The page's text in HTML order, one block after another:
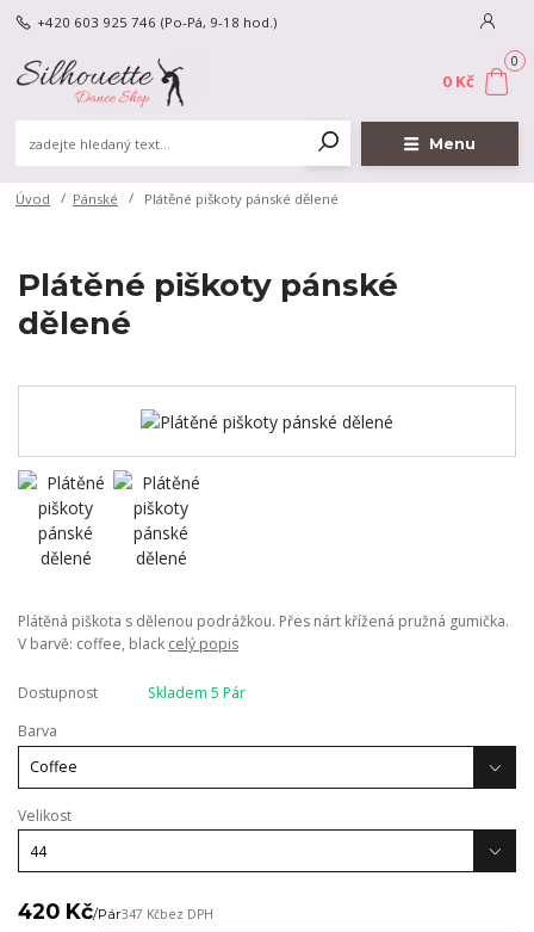
Menu
+420 603 925 746 (Po-Pá, 9-18 hod.)
0
0 Kč
Úvod Pánské Plátěné piškoty pánské dělené
Plátěné piškoty pánské
dělené
Plátěná piškota s dělenou podrážkou. Přes nárt křížená pružná gumička.
V barvě: coffee, black celý popis
Dostupnost
Skladem 5 Pár
Barva
Velikost
420 Kč/Pár347 Kčbez DPH